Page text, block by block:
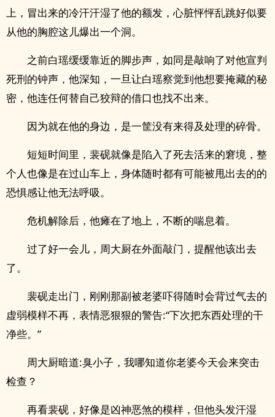
上，冒出来的冷汗汗湿了他的额发，心脏怦怦乱跳好似要
从他的胸腔这儿爆出一个洞。
之前白瑶缓缓靠近的脚步声，如同是敲响了对他宣判
死刑的钟声，他深知，一旦让白瑶察觉到他想要掩藏的秘
密，他连任何替自己狡辩的借口也找不出来。
因为就在他的身边，是一筐没有来得及处理的碎骨。
短短时间里，裴砚就像是陷入了死去活来的窘境，整
个人也像是在过山车上，身体随时都有可能被甩出去的的
恐惧感让他无法呼吸。
危机解除后，他瘫在了地上，不断的喘息着。
过了好一会儿，周大厨在外面敲门，提醒他该出去
了。
裴砚走出门，刚刚那副被老婆吓得随时会背过气去的
虚弱模样不再，表情恶狠狠的警告:“下次把东西处理的干
净些。”
周大厨暗道:臭小子，我哪知道你老婆今天会来突击
检查？
再看裴砚，好像是凶神恶煞的模样，但他头发汗湿